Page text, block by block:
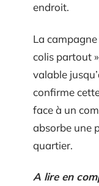
endroit.
La
colis partout
valable
confirme
face à un
absorbe une
quartier.
A lire en